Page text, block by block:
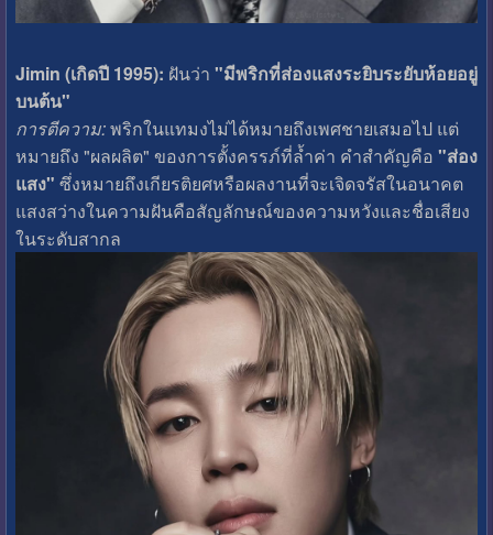
Jimin (เกิดปี 1995): ฝันว่า "มีพริกที่ส่องแสงระยิบระยับห้อยอยู่
บนต้น"
การตีความ:พริกในแทมงไม่ได้หมายถึงเพศชายเสมอไป แต่
หมายถึง "ผลผลิต" ของการตั้งครรภ์ที่ล้ำค่า คำสำคัญคือ "ส่อง
แสง" ซึ่งหมายถึงเกียรติยศหรือผลงานที่จะเจิดจรัสในอนาคต
แสงสว่างในความฝันคือสัญลักษณ์ของความหวังและชื่อเสียง
ในระดับสากล